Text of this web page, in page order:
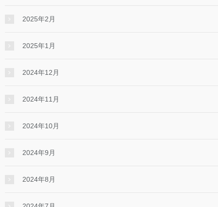
2025年2月
2025年1月
2024年12月
2024年11月
2024年10月
2024年9月
2024年8月